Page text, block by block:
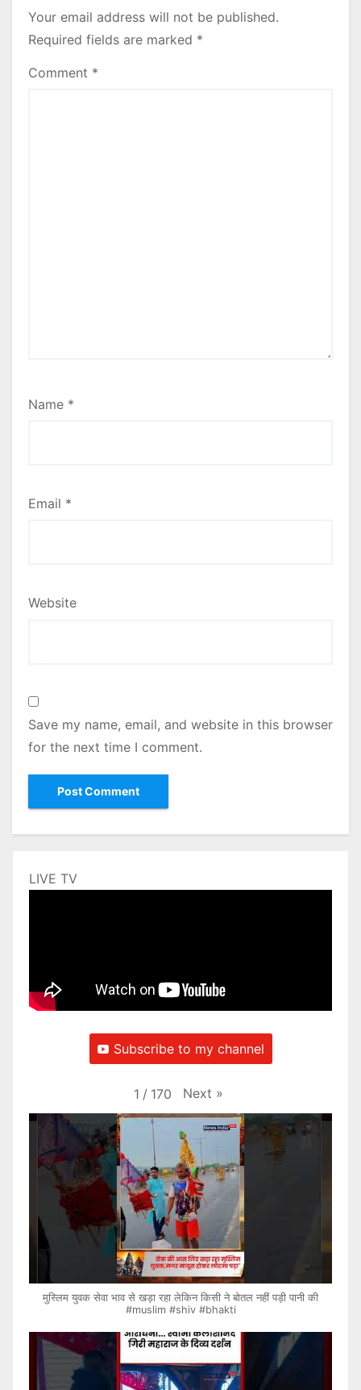
Your email address will not be published.
Required fields are marked *
Comment *
Name *
Email *
Website
Save my name, email, and website in this browser
for the next time I comment.
LIVE TV
Subscribe to my channel
1 / 170 Next »
मुस्लिम युवक सेवा भाव से खड़ा रहा लेकिन किसी ने बोतल नहीं पड़ी पानी की
#muslim #shiv #bhakti